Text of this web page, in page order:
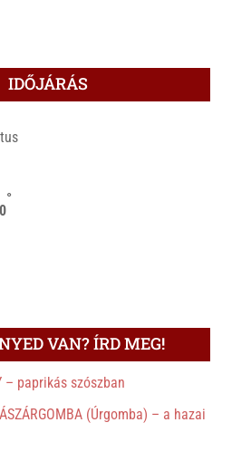
IDŐJÁRÁS
°
VAN? ÍRD MEG!
– paprikás szószban
(Úrgomba) – a hazai